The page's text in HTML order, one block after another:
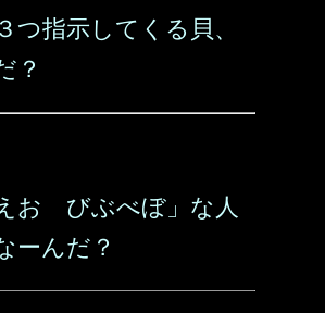
つ指示してくる貝、
？
えお びぶべぼ」な人
ーんだ？